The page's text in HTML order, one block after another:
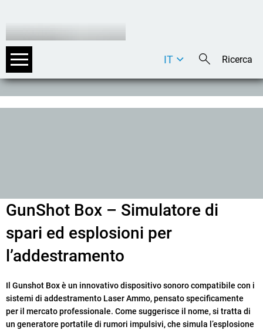
DE
IT
GunShot Box – Simulatore di
spari ed esplosioni per
l’addestramento
Il Gunshot Box è un innovativo dispositivo sonoro compatibile con i
sistemi di addestramento Laser Ammo, pensato specificamente
per il mercato professionale. Come suggerisce il nome, si tratta di
un generatore portatile di rumori impulsivi, che simula l’esplosione